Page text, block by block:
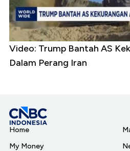
Video: Trump Bantah AS
Dalam Perang Iran
Home
My Money